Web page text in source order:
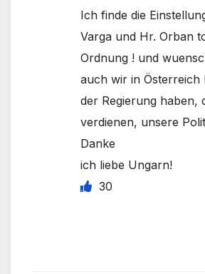
Ich finde die
Varga und Hr. Orban
Ordnung ! und
auch wir in Österreich
der Regierung haben,
verdienen, unsere
Danke
ich liebe Ungarn!
30